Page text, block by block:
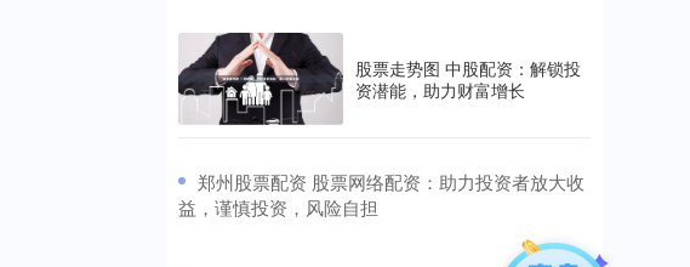
股票走势图 中股配资：解锁投
资潜能，助力财富增长
​郑州股票配资 股票网络配资：助力投资者放大收
益，谨慎投资，风险自担